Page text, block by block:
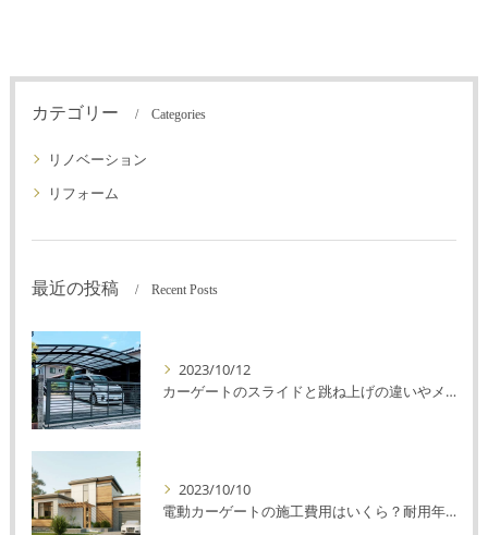
カテゴリー Categories
リノベーション
リフォーム
最近の投稿 Recent Posts
2023/10/12
カーゲートのスライドと跳ね上げの違いやメリットデメリットを解説！
2023/10/10
電動カーゲートの施工費用はいくら？耐用年数や注意点を解説！